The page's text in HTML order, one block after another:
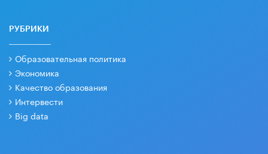
РУБРИКИ
Образовательная политика
Экономика
Качество образования
Интервести
Big data